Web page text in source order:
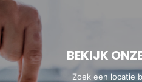
BEKIJK
Zoek een locatie